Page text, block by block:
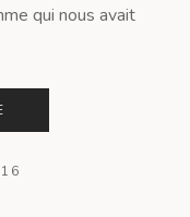
qui nous avait